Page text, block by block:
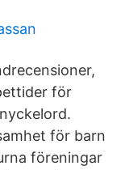
för
för barn
föreningar